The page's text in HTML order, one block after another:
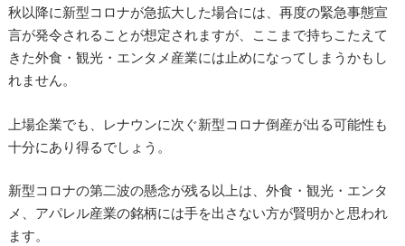
秋以降に新型コロナが急拡大した場合には、再度の緊急事態宣
言が発令されることが想定されますが、ここまで持ちこたえて
きた外食・観光・エンタメ産業には止めになってしまうかもし
れません。
上場企業でも、レナウンに次ぐ新型コロナ倒産が出る可能性も
十分にあり得るでしょう。
新型コロナの第二波の懸念が残る以上は、外食・観光・エンタ
メ、アパレル産業の銘柄には手を出さない方が賢明かと思われ
ます。